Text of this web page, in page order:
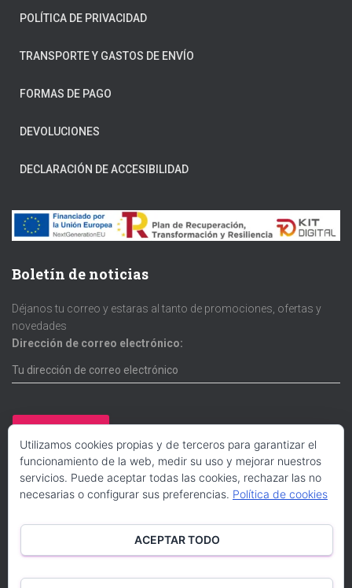
POLÍTICA DE PRIVACIDAD
TRANSPORTE Y GASTOS DE ENVÍO
FORMAS DE PAGO
DEVOLUCIONES
DECLARACIÓN DE ACCESIBILIDAD
Boletín de noticias
Déjanos tu correo y estaras al tanto de promociones, ofertas y
novedades
Dirección de correo electrónico:
Utilizamos cookies propias y de terceros para garantizar el
funcionamiento de la web, medir su uso y mejorar nuestros
servicios. Puede aceptar todas las cookies, rechazar las no
necesarias o configurar sus preferencias. Política de cookies
ACEPTAR TODO